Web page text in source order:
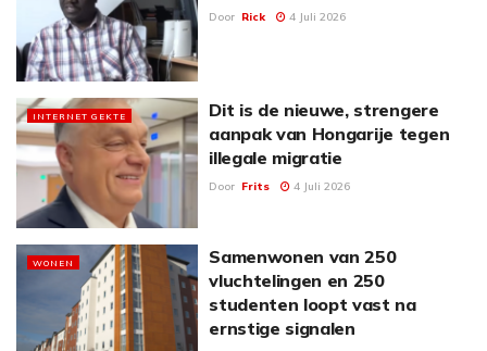
Door Rick 4 Juli 2026
INTERNET GEKTE
Dit is de nieuwe, strengere
aanpak van Hongarije tegen
illegale migratie
Door Frits 4 Juli 2026
WONEN
Samenwonen van 250
vluchtelingen en 250
studenten loopt vast na
ernstige signalen